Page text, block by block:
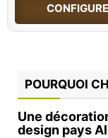
POURQUOI
Une
design pays